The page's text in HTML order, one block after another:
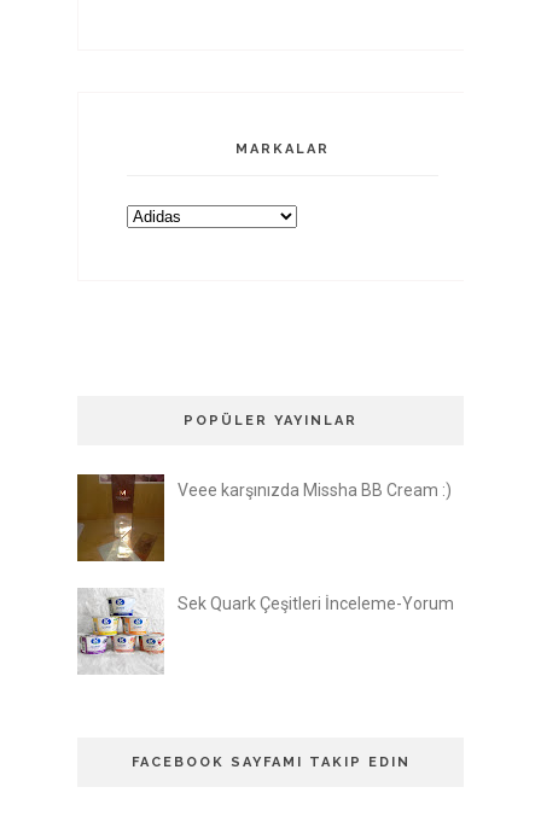
MARKALAR
POPÜLER YAYINLAR
Veee karşınızda Missha BB Cream :)
Sek Quark Çeşitleri İnceleme-Yorum
FACEBOOK SAYFAMI TAKIP EDIN